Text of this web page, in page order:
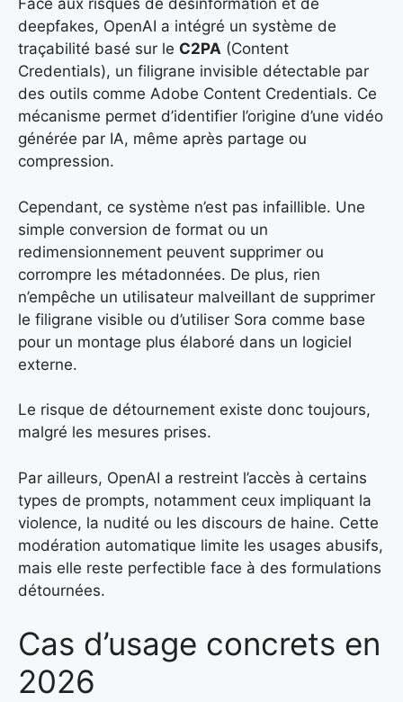
Face aux risques de désinformation et de
deepfakes, OpenAI a intégré un système de
traçabilité basé sur le C2PA (Content
Credentials), un filigrane invisible détectable par
des outils comme Adobe Content Credentials. Ce
mécanisme permet d’identifier l’origine d’une vidéo
générée par IA, même après partage ou
compression.
Cependant, ce système n’est pas infaillible. Une
simple conversion de format ou un
redimensionnement peuvent supprimer ou
corrompre les métadonnées. De plus, rien
n’empêche un utilisateur malveillant de supprimer
le filigrane visible ou d’utiliser Sora comme base
pour un montage plus élaboré dans un logiciel
externe.
Le risque de détournement existe donc toujours,
malgré les mesures prises.
Par ailleurs, OpenAI a restreint l’accès à certains
types de prompts, notamment ceux impliquant la
violence, la nudité ou les discours de haine. Cette
modération automatique limite les usages abusifs,
mais elle reste perfectible face à des formulations
détournées.
Cas d’usage concrets en
2026